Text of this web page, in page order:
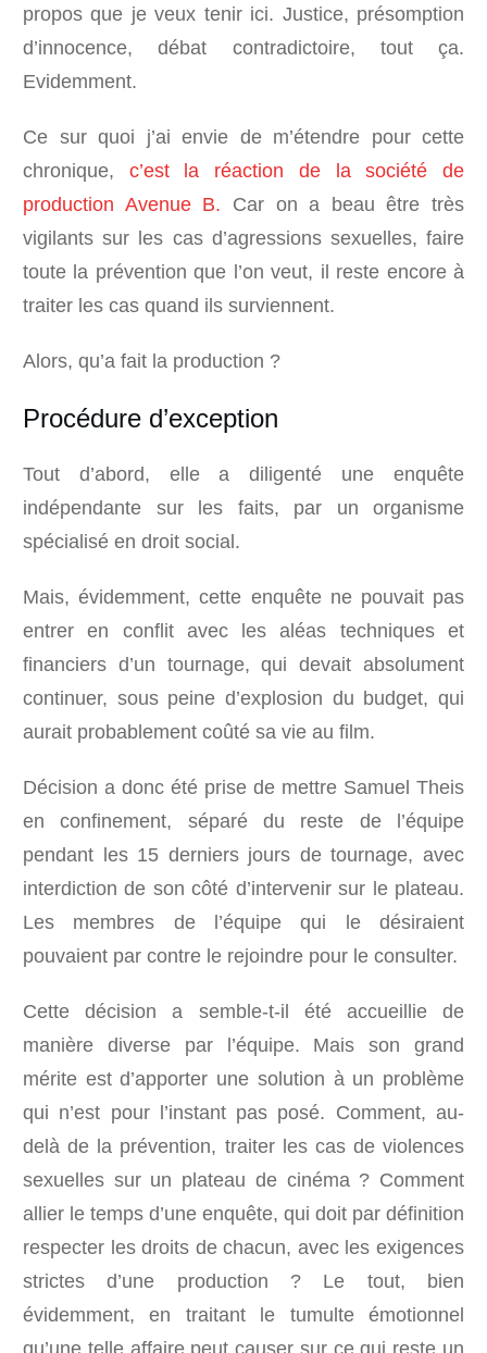
propos que je veux tenir ici. Justice, présomption
d’innocence, débat contradictoire, tout ça.
Evidemment.
Ce sur quoi j’ai envie de m’étendre pour cette
chronique, c’est la réaction de la société de
production Avenue B. Car on a beau être très
vigilants sur les cas d’agressions sexuelles, faire
toute la prévention que l’on veut, il reste encore à
traiter les cas quand ils surviennent.
Alors, qu’a fait la production ?
Procédure d’exception
Tout d’abord, elle a diligenté une enquête
indépendante sur les faits, par un organisme
spécialisé en droit social.
Mais, évidemment, cette enquête ne pouvait pas
entrer en conflit avec les aléas techniques et
financiers d’un tournage, qui devait absolument
continuer, sous peine d’explosion du budget, qui
aurait probablement coûté sa vie au film.
Décision a donc été prise de mettre Samuel Theis
en confinement, séparé du reste de l’équipe
pendant les 15 derniers jours de tournage, avec
interdiction de son côté d’intervenir sur le plateau.
Les membres de l’équipe qui le désiraient
pouvaient par contre le rejoindre pour le consulter.
Cette décision a semble-t-il été accueillie de
manière diverse par l’équipe. Mais son grand
mérite est d’apporter une solution à un problème
qui n’est pour l’instant pas posé. Comment, au-
delà de la prévention, traiter les cas de violences
sexuelles sur un plateau de cinéma ? Comment
allier le temps d’une enquête, qui doit par définition
respecter les droits de chacun, avec les exigences
strictes d’une production ? Le tout, bien
évidemment, en traitant le tumulte émotionnel